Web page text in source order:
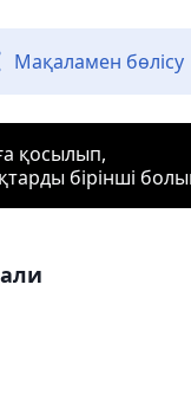
Мақаламен бөлісу
қосылып,
бірінші